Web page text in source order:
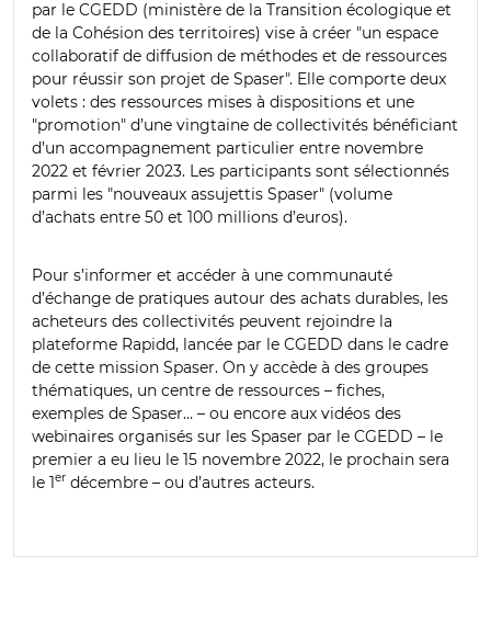
par le CGEDD (ministère de la Transition écologique et
de la Cohésion des territoires) vise à créer "un espace
collaboratif de diffusion de méthodes et de ressources
pour réussir son projet de Spaser". Elle comporte deux
volets : des ressources mises à dispositions et une
"promotion" d’une vingtaine de collectivités bénéficiant
d’un accompagnement particulier entre novembre
2022 et février 2023. Les participants sont sélectionnés
parmi les "nouveaux assujettis Spaser" (volume
d’achats entre 50 et 100 millions d’euros).
Pour s’informer et accéder à une communauté
d’échange de pratiques autour des achats durables, les
acheteurs des collectivités peuvent rejoindre la
plateforme Rapidd, lancée par le CGEDD dans le cadre
de cette mission Spaser. On y accède à des groupes
thématiques, un centre de ressources – fiches,
exemples de Spaser… – ou encore aux vidéos des
webinaires organisés sur les Spaser par le CGEDD – le
premier a eu lieu le 15 novembre 2022, le prochain sera
le 1er décembre – ou d’autres acteurs.